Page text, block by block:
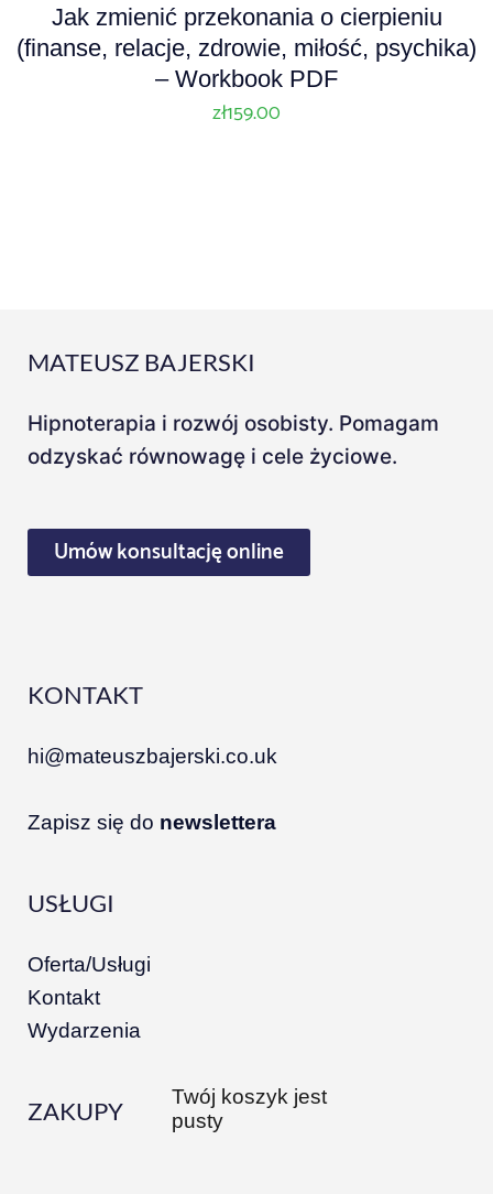
Jak zmienić przekonania o cierpieniu
(finanse, relacje, zdrowie, miłość, psychika)
– Workbook PDF
zł159.00
MATEUSZ BAJERSKI
Hipnoterapia i rozwój osobisty. Pomagam
odzyskać równowagę i cele życiowe.
Umów konsultację online
KONTAKT
hi@mateuszbajerski.co.uk
Zapisz się do newslettera
USŁUGI
Oferta/Usługi
Kontakt
Wydarzenia
ZAKUPY
Twój koszyk jest
pusty